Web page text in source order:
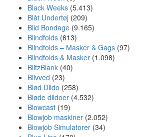
Black Weeks (5.413)
Blåt Undertøj (209)
Blid Bondage (9.165)
Blindfolds (613)
Blindfolds – Masker & Gags (97)
Blindfolds & Masker (1.098)
BlitzBlank (40)
Blivved (23)
Blød Dildo (258)
Bløde dildoer (4.532)
Blowcast (19)
Blowjob maskiner (2.052)
Blowjob Simulatorer (34)